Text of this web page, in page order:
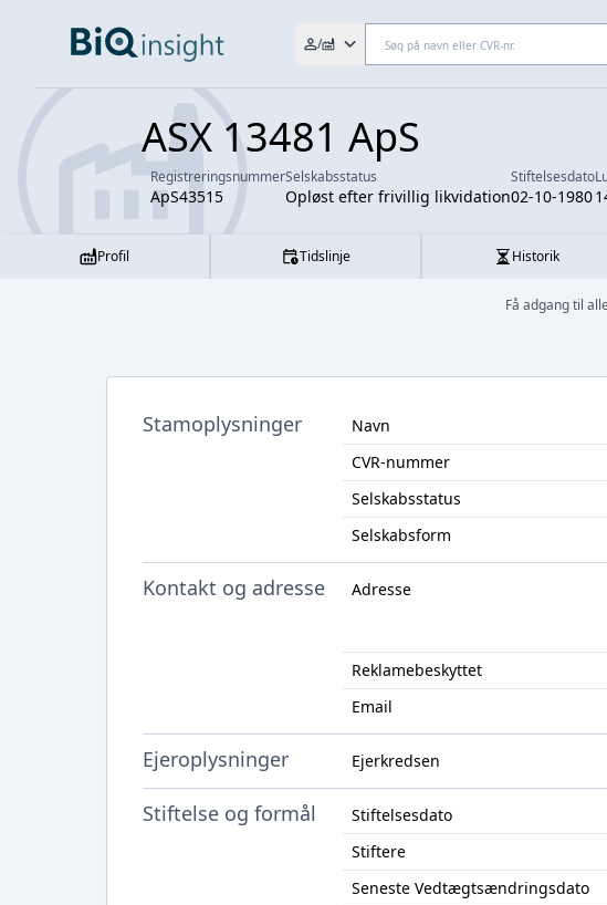
/
ASX 13481 ApS
Registreringsnummer
ApS43515
Selskabsstatus
Opløst efter frivillig likvidation
Stiftelsesdato
02-10-1980
Profil Tidslinje Historik
Få adgang til
Stamoplysninger Navn
CVR-nummer
Selskabsstatus
Selskabsform
Kontakt og adresse Adresse
Reklamebeskyttet
Email
Ejeroplysninger Ejerkredsen
Stiftelse og formål Stiftelsesdato
Stiftere
Seneste Vedtægtsændringsdato